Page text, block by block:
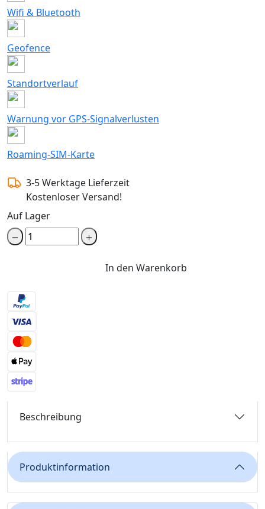
Wifi & Bluetooth
Geofence
Standortverlauf
Warnung vor GPS-Signalverlusten
Roaming-SIM-Karte
3-5 Werktage Lieferzeit
Kostenloser Versand!
Auf Lager
In den Warenkorb
Beschreibung
Produktinformation